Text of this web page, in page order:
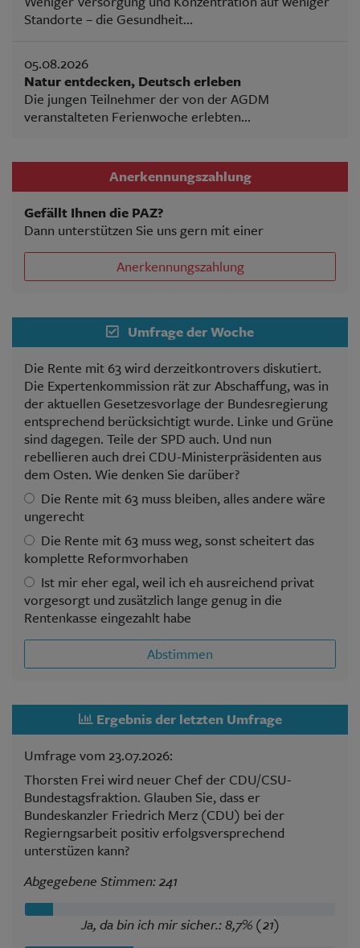
Standorte – die Gesundheit...
05.08.2026
Natur entdecken, Deutsch erleben
Die jungen Teilnehmer der von der AGDM
veranstalteten Ferienwoche erlebten...
Anerkennungszahlung
Gefällt Ihnen die PAZ?
Dann unterstützen Sie uns gern mit einer
Anerkennungszahlung
Umfrage der Woche
Die Rente mit 63 wird derzeitkontrovers diskutiert.
Die Expertenkommission rät zur Abschaffung, was in
der aktuellen Gesetzesvorlage der Bundesregierung
entsprechend berücksichtigt wurde. Linke und Grüne
sind dagegen. Teile der SPD auch. Und nun
rebellieren auch drei CDU-Ministerpräsidenten aus
dem Osten. Wie denken Sie darüber?
Die Rente mit 63 muss bleiben, alles andere wäre
ungerecht
Die Rente mit 63 muss weg, sonst scheitert das
komplette Reformvorhaben
Ist mir eher egal, weil ich eh ausreichend privat
vorgesorgt und zusätzlich lange genug in die
Rentenkasse eingezahlt habe
Abstimmen
Ergebnis der letzten Umfrage
Umfrage vom 23.07.2026:
Thorsten Frei wird neuer Chef der CDU/CSU-
Bundestagsfraktion. Glauben Sie, dass er
Bundeskanzler Friedrich Merz (CDU) bei der
Regierngsarbeit positiv erfolgsversprechend
unterstüzen kann?
Abgegebene Stimmen: 241
Ja, da bin ich mir sicher.: 8,7% (21)